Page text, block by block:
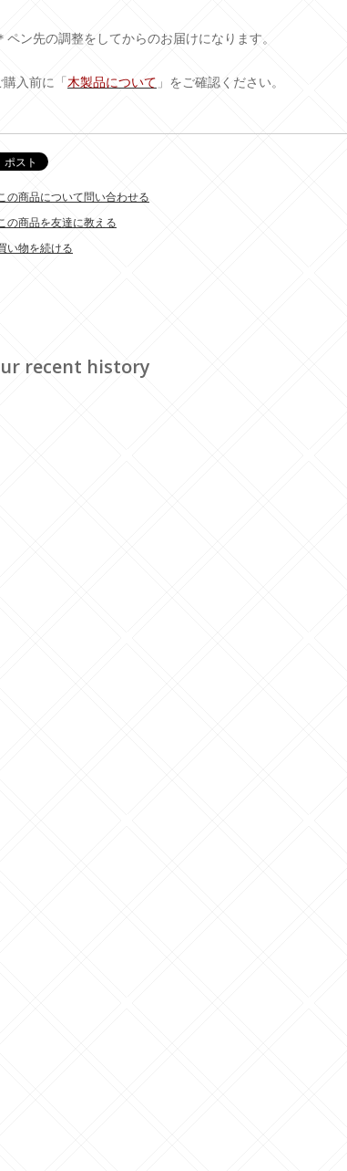
ン先の調整をしてからのお届けになります。
購入前に「木製品について 」をご確認ください。
の商品について問い合わせる
の商品を友達に教える
い物を続ける
recent history